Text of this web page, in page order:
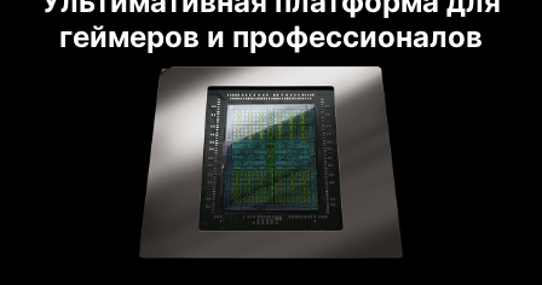
геймеров и профессионалов